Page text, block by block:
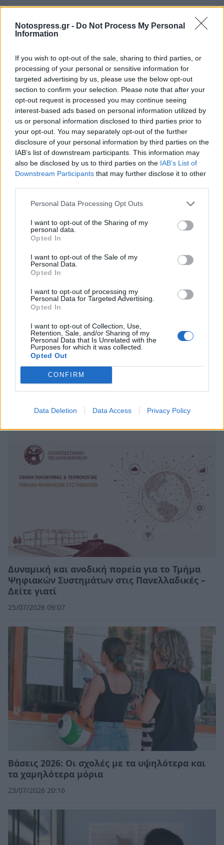
Notospress.gr - Do Not Process My Personal
Information
If you wish to opt-out of the sale, sharing to third parties, or
processing of your personal or sensitive information for
targeted advertising by us, please use the below opt-out
section to confirm your selection. Please note that after your
opt-out request is processed you may continue seeing
interest-based ads based on personal information utilized by
us or personal information disclosed to third parties prior to
your opt-out. You may separately opt-out of the further
disclosure of your personal information by third parties on the
IAB’s list of downstream participants. This information may
also be disclosed by us to third parties on the IAB’s List of
Downstream Participants that may further disclose it to other
Personal Data Processing Opt Outs
I want to opt-out of the Sharing of my
personal data.
Opted In
I want to opt-out of the Sale of my
Personal Data.
Opted In
I want to opt-out of processing my
Personal Data for Targeted Advertising.
Opted In
I want to opt-out of Collection, Use,
Retention, Sale, and/or Sharing of my
Personal Data that Is Unrelated with the
Purposes for which it was collected.
Opted Out
CONFIRM
Data Deletion Data Access Privacy Policy
Σχετικά Άρθρα
3ο ΓΕΛ Καλαμάτας: Επιμόρφωση
εκπαιδευτικών για τη διαφορετικότητα και
05/08/2026 18:04
Δυναμική και ανοδική πορεία για το Τμήμα
Ψηφιακών Συστημάτων στις Πανελλαδικές –
Δείτε γιατί
25/07/2026 09:07
Βάσεις 2026: Οι σχολές με τα υψηλότερα και
τα χαμηλότερα μόρια
23/07/2026 20:16